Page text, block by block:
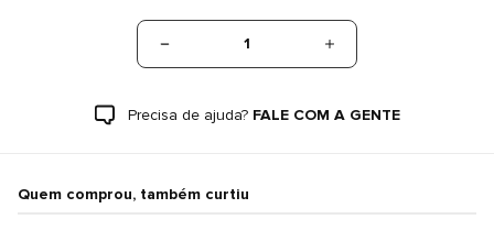
1
Precisa de ajuda? FALE COM A GENTE
Quem comprou, também curtiu